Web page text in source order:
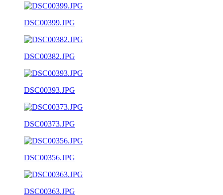
DSC00399.JPG
DSC00382.JPG
DSC00393.JPG
DSC00373.JPG
DSC00356.JPG
DSC00363.JPG